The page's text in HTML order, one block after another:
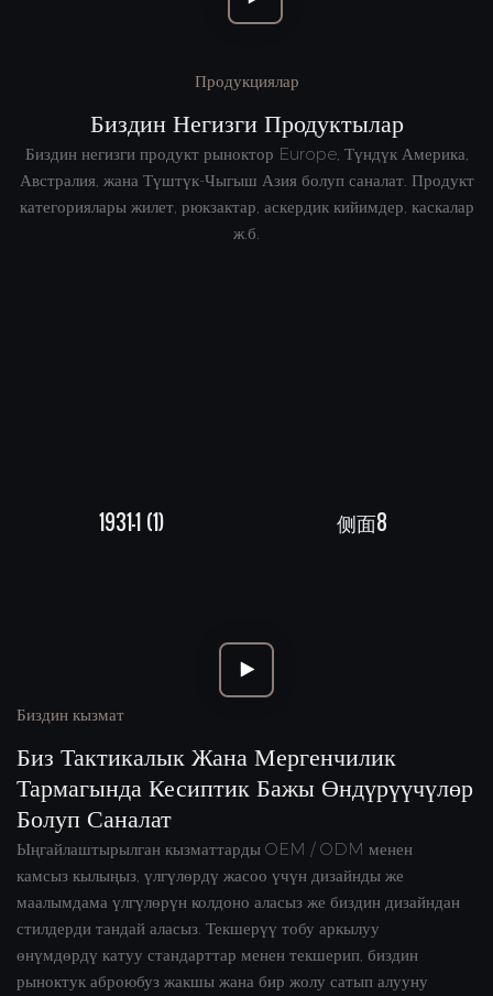
Продукциялар
Биздин Негизги Продуктылар
Биздин негизги продукт рыноктор Europe, Түндүк Америка,
Австралия, жана Түштүк-Чыгыш Азия болуп саналат. Продукт
категориялары жилет, рюкзактар, аскердик кийимдер, каскалар
ж.б.
1931-1 (1) 侧面8
Биздин кызмат
Биз Тактикалык Жана Мергенчилик
Тармагында Кесиптик Бажы Өндүрүүчүлөр
Болуп Саналат
Ыңгайлаштырылган кызматтарды OEM / ODM менен
камсыз кылыңыз, үлгүлөрдү жасоо үчүн дизайнды же
маалымдама үлгүлөрүн колдоно аласыз же биздин дизайндан
стилдерди тандай аласыз. Текшерүү тобу аркылуу
өнүмдөрдү катуу стандарттар менен текшерип, биздин
рыноктук аброюбуз жакшы жана бир жолу сатып алууну